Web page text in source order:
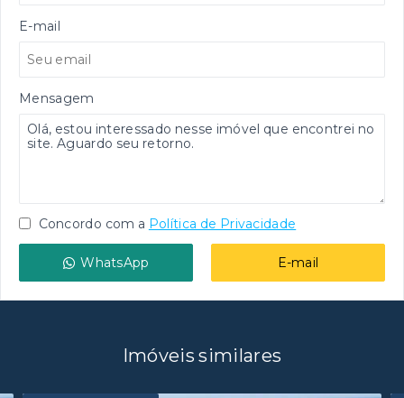
E-mail
Mensagem
Concordo com a Política de Privacidade
WhatsApp E-mail
Imóveis similares